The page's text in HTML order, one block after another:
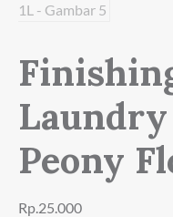
Peony
Rp.25.000